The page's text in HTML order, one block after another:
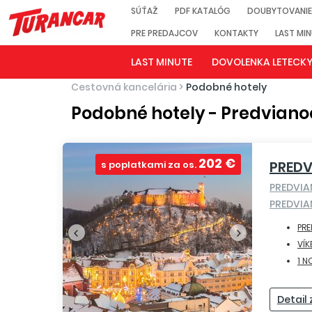
SÚŤAŽ PDF KATALÓG DOUBYTOVANIE
PRE PREDAJCOV
KONTAKTY LAST
LAST MINUTE DOVOLENKA LETECKY
Cestovná kancelária > Podobné hotely
Podobné hotely -
s poplatkami za os. 202 €
1
Detail